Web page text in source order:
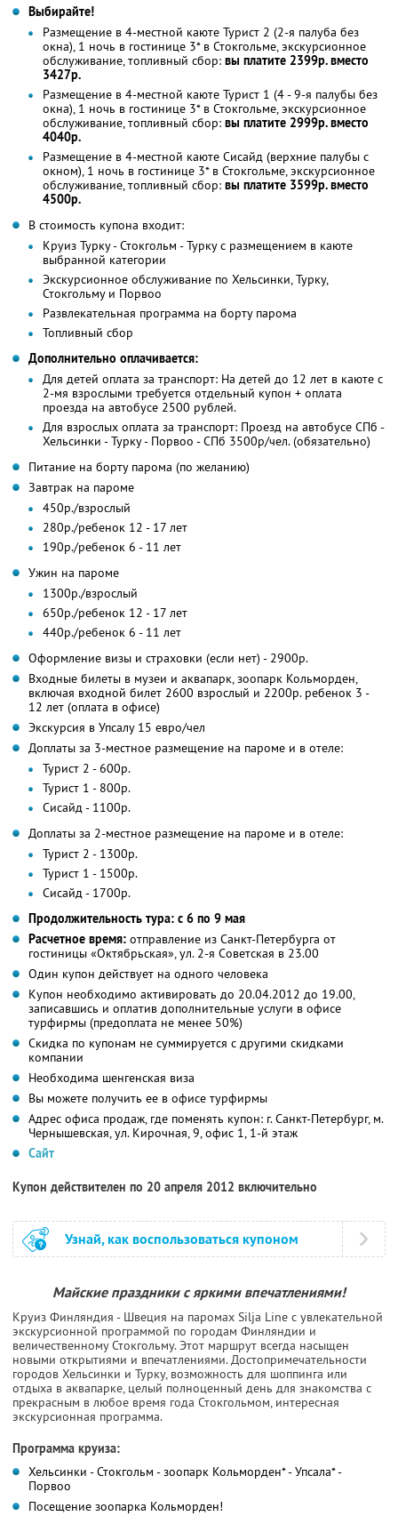
Выбирайте!
Размещение в 4-местной каюте Турист 2 (2-я палуба без
окна), 1 ночь в гостинице 3* в Стокгольме, экскурсионное
обслуживание, топливный сбор: вы платите 2399р. вместо
3427р.
Размещение в 4-местной каюте Турист 1 (4 - 9-я палубы без
окна), 1 ночь в гостинице 3* в Стокгольме, экскурсионное
обслуживание, топливный сбор: вы платите 2999р. вместо
4040р.
Размещение в 4-местной каюте Сисайд (верхние палубы с
окном), 1 ночь в гостинице 3* в Стокгольме, экскурсионное
обслуживание, топливный сбор: вы платите 3599р. вместо
4500р.
В стоимость купона входит:
Круиз Турку - Стокгольм - Турку с размещением в каюте
выбранной категории
Экскурсионное обслуживание по Хельсинки, Турку,
Стокгольму и Порвоо
Развлекательная программа на борту парома
Топливный сбор
Дополнительно оплачивается:
Для детей оплата за транспорт: На детей до 12 лет в каюте с
2-мя взрослыми требуется отдельный купон + оплата
проезда на автобусе 2500 рублей.
Для взрослых оплата за транспорт: Проезд на автобусе СПб -
Хельсинки - Турку - Порвоо - СПб 3500р/чел. (обязательно)
Питание на борту парома (по желанию)
Завтрак на пароме
450р./взрослый
280р./ребенок 12 - 17 лет
190р./ребенок 6 - 11 лет
Ужин на пароме
1300р./взрослый
650р./ребенок 12 - 17 лет
440р./ребенок 6 - 11 лет
Оформление визы и страховки (если нет) - 2900р.
Входные билеты в музеи и аквапарк, зоопарк Кольморден,
включая входной билет 2600 взрослый и 2200р. ребенок 3 -
12 лет (оплата в офисе)
Экскурсия в Упсалу 15 евро/чел
Доплаты за 3-местное размещение на пароме и в отеле:
Турист 2 - 600р.
Турист 1 - 800р.
Сисайд - 1100р.
Доплаты за 2-местное размещение на пароме и в отеле:
Турист 2 - 1300р.
Турист 1 - 1500р.
Сисайд - 1700р.
Продолжительность тура: с 6 по 9 мая
Расчетное время: отправление из Санкт-Петербурга от
гостиницы «Октябрьская», ул. 2-я Советская в 23.00
Один купон действует на одного человека
Купон необходимо активировать до 20.04.2012 до 19.00,
записавшись и оплатив дополнительные услуги в офисе
турфирмы (предоплата не менее 50%)
Скидка по купонам не суммируется с другими скидками
компании
Необходима шенгенская виза
Вы можете получить ее в офисе турфирмы
Адрес офиса продаж, где поменять купон: г. Санкт-Петербург, м.
Чернышевская, ул. Кирочная, 9, офис 1, 1-й этаж
Сайт
Купон действителен по 20 апреля 2012 включительно
Узнай, как воспользоваться купоном
Майские праздники с яркими впечатлениями!
Круиз Финляндия - Швеция на паромах Silja Line с увлекательной
экскурсионной программой по городам Финляндии и
величественному Стокгольму. Этот маршрут всегда насыщен
новыми открытиями и впечатлениями. Достопримечательности
городов Хельсинки и Турку, возможность для шоппинга или
отдыха в аквапарке, целый полноценный день для знакомства с
прекрасным в любое время года Стокгольмом, интересная
экскурсионная программа.
Программа круиза:
Хельсинки - Стокгольм - зоопарк Кольморден* - Упсала* -
Порвоо
Посещение зоопарка Кольморден!